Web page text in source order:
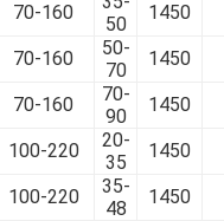
70-160
50
1450
70-160
50-
70
1450
70-160
70-
90
1450
100-220
20-
35
1450
100-220
35-
48
1450